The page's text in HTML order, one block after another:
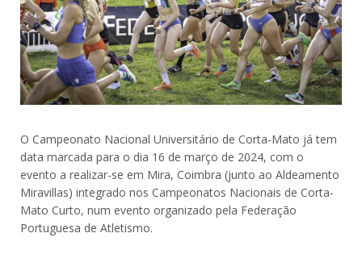
O Campeonato Nacional Universitário de Corta-Mato já tem
data marcada para o dia 16 de março de 2024, com o
evento a realizar-se em Mira, Coimbra (junto ao Aldeamento
Miravillas) integrado nos Campeonatos Nacionais de Corta-
Mato Curto, num evento organizado pela Federação
Portuguesa de Atletismo.